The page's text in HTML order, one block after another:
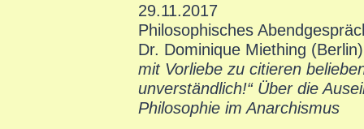
29.11.2017
Philosophisches
Dr. Dominique Miething
mit Vorliebe zu citieren
unverständlich!“ Über die
Philosophie im Anarchismus